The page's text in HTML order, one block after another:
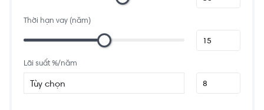
137, 139 Chợ Lớn, Phường 11, Quận 6, Thành phố Hồ Chí Minh, Việt Nam
Ngân Hàng OCB - PGD Bình Tân 1.3 km
81 Đường số 1, An Lạc A, Bình Tân, Thành phố Hồ Chí Minh, Việt Nam
Thời hạn vay (năm)
Lãi suất %/năm
Tùy chọn